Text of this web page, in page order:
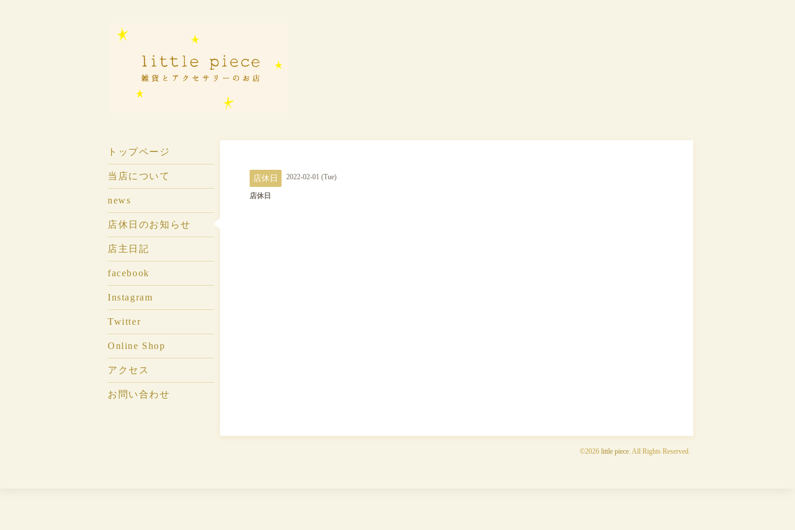
店休日 2022-02-01 (Tue)
店休日
©2026 little piece . All Rights Reserved.
トップページ
当店について
news
店休日のお知らせ
店主日記
facebook
Instagram
Twitter
Online Shop
アクセス
お問い合わせ